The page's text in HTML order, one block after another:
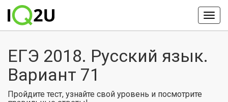
ЕГЭ 2018. Русский язык.
Вариант 71
Пройдите тест, узнайте свой уровень и посмотрите